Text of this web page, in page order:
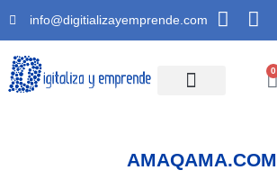
info@digitializayemprende.com
0
AMAQAMA.COM